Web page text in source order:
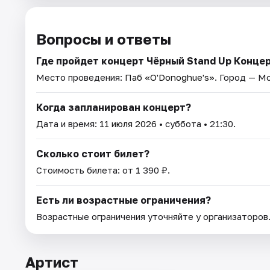
Вопросы и ответы
Где пройдет концерт Чёрный Stand Up
Место проведения: Паб «O'Donoghue's». Город —
Когда запланирован концерт?
Дата и время: 11 июля 2026 • суббота • 21:30.
Сколько стоит билет?
Стоимость билета: от 1 390 ₽.
Есть ли возрастные ограничения?
Возрастные ограничения уточняйте у организаторов.
Артист